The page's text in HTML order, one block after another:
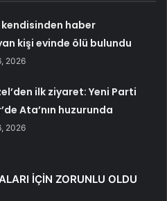
kendisinden haber
kişi evinde ölü bulundu
2026
ilk ziyaret: Yeni Parti
Ata’nın huzurunda
2026
İÇİN ZORUNLU OLDU